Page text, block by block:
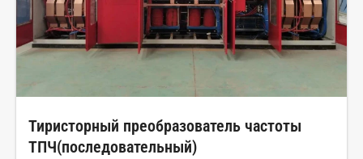
Тиристорный преобразователь частоты
ТПЧ(последовательный)